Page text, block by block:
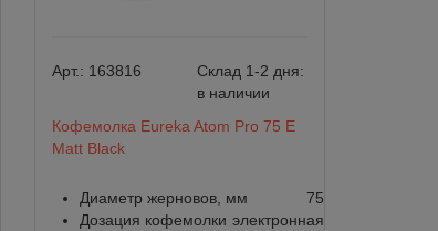
Арт.: 163816
Склад 1-2 дня:
в наличии
Кофемолка Eureka Atom Pro 75 E
Matt Black
Диаметр жерновов, мм
75
Дозация кофемолки электронная